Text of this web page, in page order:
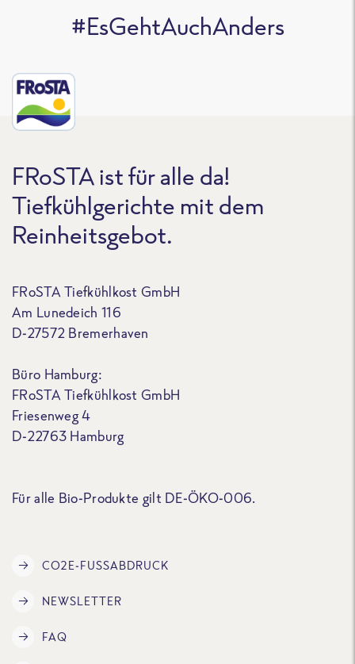
#EsGehtAuchAnders
FRoSTA ist für alle da!
Tiefkühlgerichte mit dem
Reinheitsgebot.
FRoSTA Tiefkühlkost GmbH
Am Lunedeich 116
D-27572 Bremerhaven
Büro Hamburg:
FRoSTA Tiefkühlkost GmbH
Friesenweg 4
D-22763 Hamburg
Für alle Bio-Produkte gilt DE-ÖKO-006.
CO2E-FUSSABDRUCK
NEWSLETTER
FAQ